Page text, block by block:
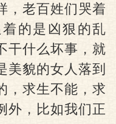
，老百姓们哭着
的是凶狠的乱
干什么坏事，就
美貌的女人落到
，求生不能，求
外，比如我们正